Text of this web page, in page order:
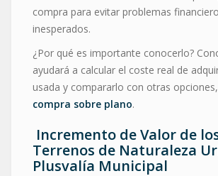
compra para evitar problemas
inesperados.
¿Por qué es importante conocerlo?
ayudará a calcular el coste real de
usada y compararlo con otras
compra sobre plano.
Incremento de Valor de
Terrenos de Naturaleza
Plusvalía Municipal